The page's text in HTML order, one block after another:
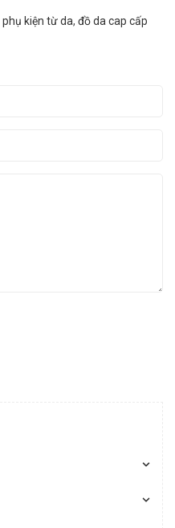
phụ kiện từ da, đồ da cap cấp